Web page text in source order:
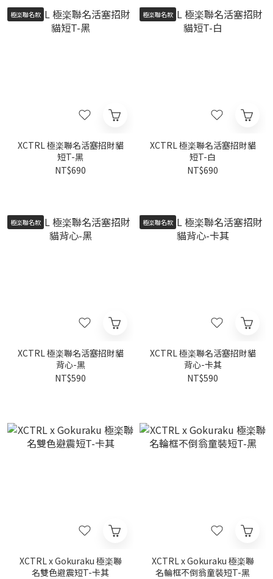
極楽聯名款
XCTRL 極楽聯名活塞招財貓
短T-黑
NT$690
極楽聯名款
XCTRL 極楽聯名活塞招財貓
短T-白
NT$690
極楽聯名款
XCTRL 極楽聯名活塞招財貓
背心-黑
NT$590
極楽聯名款
XCTRL 極楽聯名活塞招財貓
背心-卡其
NT$590
XCTRL x Gokuraku 極楽聯
名雙色避震短T-卡其
XCTRL x Gokuraku 極楽聯
名輪框不倒翁童裝短T-黑